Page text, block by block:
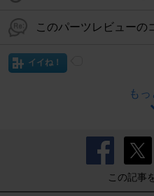
このパーツレビューの
イイね！
も
この記事